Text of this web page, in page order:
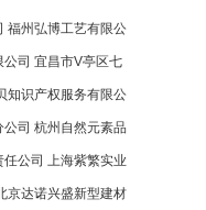
福州弘博工艺有限公
司 宜昌市V亭区七
知识产权服务有限公
司 杭州自然元素品
公司 上海紫繁实业
京达诺兴盛新型建材